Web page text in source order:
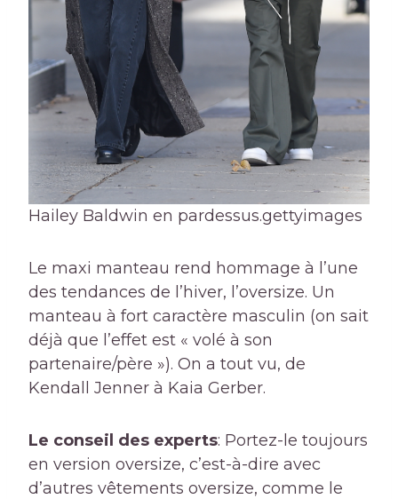
Hailey Baldwin en pardessus.gettyimages
Le maxi manteau rend hommage à l’une
des tendances de l’hiver, l’oversize. Un
manteau à fort caractère masculin (on sait
déjà que l’effet est « volé à son
partenaire/père »). On a tout vu, de
Kendall Jenner à Kaia Gerber.
Le conseil des experts: Portez-le toujours
en version oversize, c’est-à-dire avec
d’autres vêtements oversize, comme le